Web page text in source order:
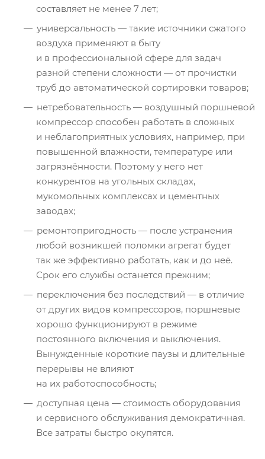
составляет не менее 7 лет;
универсальность — такие источники сжатого
воздуха применяют в быту
и в профессиональной сфере для задач
разной степени сложности — от прочистки
труб до автоматической сортировки товаров;
нетребовательность — воздушный поршневой
компрессор способен работать в сложных
и неблагоприятных условиях, например, при
повышенной влажности, температуре или
загрязнённости. Поэтому у него нет
конкурентов на угольных складах,
мукомольных комплексах и цементных
заводах;
ремонтопригодность — после устранения
любой возникшей поломки агрегат будет
так же эффективно работать, как и до неё.
Срок его службы останется прежним;
переключения без последствий — в отличие
от других видов компрессоров, поршневые
хорошо функционируют в режиме
постоянного включения и выключения.
Вынужденные короткие паузы и длительные
перерывы не влияют
на их работоспособность;
доступная цена — стоимость оборудования
и сервисного обслуживания демократичная.
Все затраты быстро окупятся.